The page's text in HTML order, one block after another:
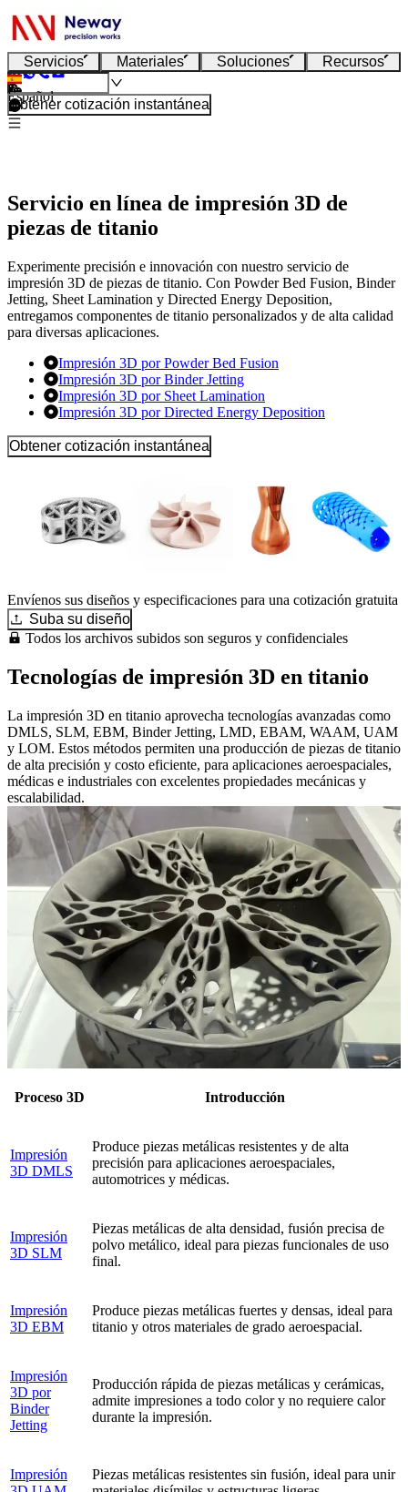
Servicios Materiales Soluciones Recursos
Español
Obtener cotización instantánea
Servicio en línea de impresión 3D de
piezas de titanio
Experimente precisión e innovación con nuestro servicio de
impresión 3D de piezas de titanio. Con Powder Bed Fusion, Binder
Jetting, Sheet Lamination y Directed Energy Deposition,
entregamos componentes de titanio personalizados y de alta calidad
para diversas aplicaciones.
Impresión 3D por Powder Bed Fusion
Impresión 3D por Binder Jetting
Impresión 3D por Sheet Lamination
Impresión 3D por Directed Energy Deposition
Obtener cotización instantánea
Envíenos sus diseños y especificaciones para una cotización gratuita
Suba su diseño
Todos los archivos subidos son seguros y confidenciales
Tecnologías de impresión 3D en titanio
La impresión 3D en titanio aprovecha tecnologías avanzadas como
DMLS, SLM, EBM, Binder Jetting, LMD, EBAM, WAAM, UAM
y LOM. Estos métodos permiten una producción de piezas de titanio
de alta precisión y costo eficiente, para aplicaciones aeroespaciales,
médicas e industriales con excelentes propiedades mecánicas y
escalabilidad.
Proceso 3D Introducción
Impresión
3D DMLS
Produce piezas metálicas resistentes y de alta
precisión para aplicaciones aeroespaciales,
automotrices y médicas.
Impresión
3D SLM
Piezas metálicas de alta densidad, fusión precisa de
polvo metálico, ideal para piezas funcionales de uso
final.
Impresión
3D EBM
Produce piezas metálicas fuertes y densas, ideal para
titanio y otros materiales de grado aeroespacial.
Impresión
3D por
Binder
Jetting
Producción rápida de piezas metálicas y cerámicas,
admite impresiones a todo color y no requiere calor
durante la impresión.
Impresión
Piezas metálicas resistentes sin fusión, ideal para unir